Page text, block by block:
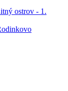
ostrov - 1.